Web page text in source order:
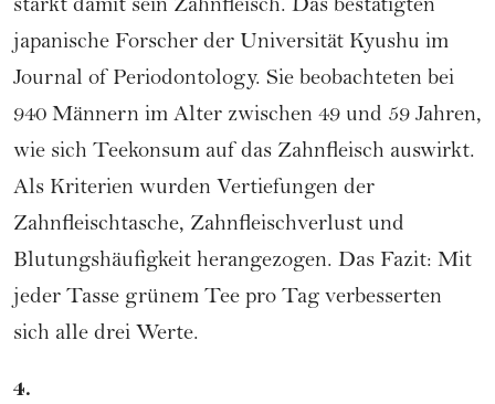
stärkt damit sein Zahnfleisch. Das bestätigten
japanische Forscher der Universität Kyushu im
Journal of Periodontology. Sie beobachteten bei
940 Männern im Alter zwischen 49 und 59 Jahren,
wie sich Teekonsum auf das Zahnfleisch auswirkt.
Als Kriterien wurden Vertiefungen der
Zahnfleischtasche, Zahnfleischverlust und
Blutungshäufigkeit herangezogen. Das Fazit: Mit
jeder Tasse grünem Tee pro Tag verbesserten
sich alle drei Werte.
4.